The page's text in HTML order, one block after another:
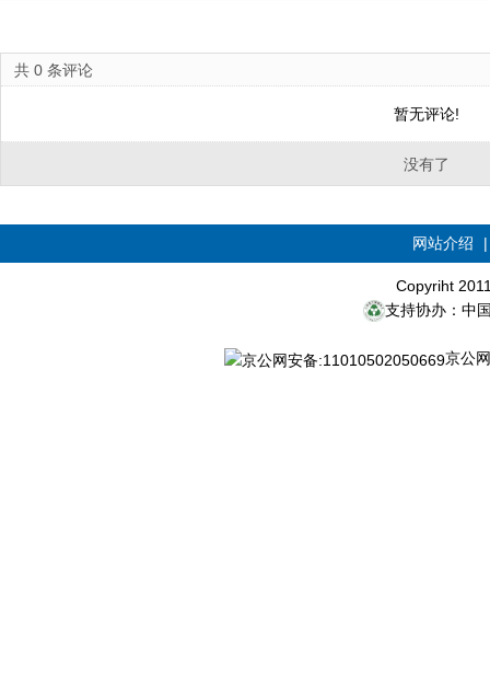
共 0 条评论
暂无评论!
没有了
网站介绍
Copyriht
支持协办：中
京公